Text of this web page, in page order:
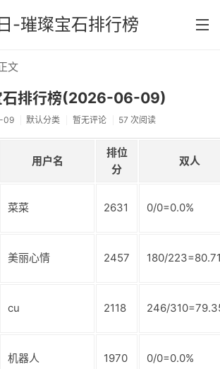
-璀璨宝石排行榜
分类
默认分类
原神
文
石排行榜(2026-06-09)
09 默认分类 暂无评论 57 次阅读
用户名
排位
分
双人
菜菜 2631 0/0=0.0%
美丽心情 2457 180/
cu 2118 246/
机器人 1970 0/0=0.0%